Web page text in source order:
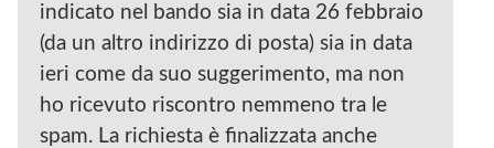
indicato nel bando sia in data 26 febbraio
(da un altro indirizzo di posta) sia in data
ieri come da suo suggerimento, ma non
ho ricevuto riscontro nemmeno tra le
spam. La richiesta è finalizzata anche